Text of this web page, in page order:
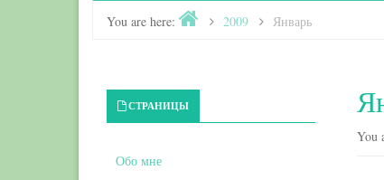
You are here: Home2009 Январь
You
Primary Sidebar
СТРАНИЦЫ
Обо мне